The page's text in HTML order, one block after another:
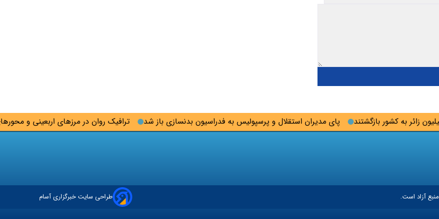
ترافیک روان در مرزهای اربعینی و محورهای پای مدیران استقلال و پرسپولیس به فدراسیون بدنسازی باز شد
آزاد است. طراحی سایت خبرگزاری آسام